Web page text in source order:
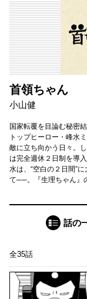
首領ちゃん
小山健
国家転覆を目論む秘密
トップヒーロー・峰水
敵に立ち向かう日々。
は完全週休２日制を導
水は、“空白の２日間”
て──。『生理ちゃん』
話の
全35話